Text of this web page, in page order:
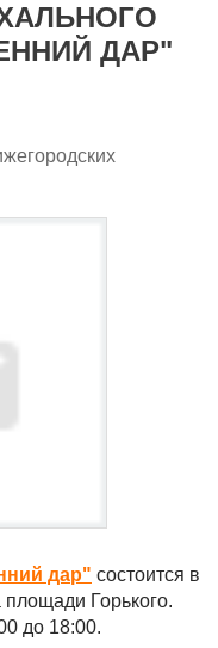
ДАР"
дар" состоится в
Горького.
до 18:00.